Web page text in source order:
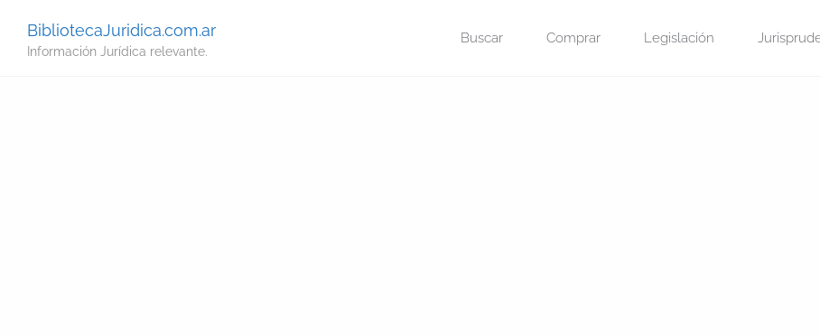
BibliotecaJuridica.com.ar
Información Jurídica relevante.
Buscar Comprar Legislación